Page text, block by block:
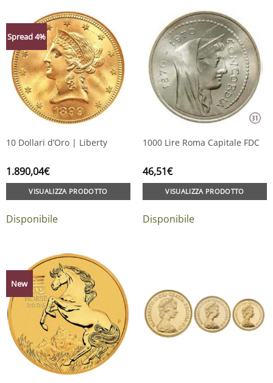
Spread 4%
10 Dollari d’Oro | Liberty
1.890,04€
VISUALIZZA PRODOTTO
Disponibile
1000 Lire Roma Capitale FDC
46,51€
VISUALIZZA PRODOTTO
Disponibile
New